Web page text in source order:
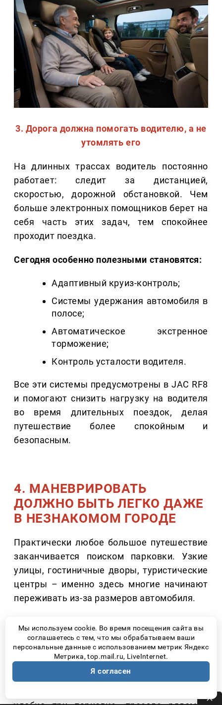
3. Дорога должна помогать водителю, а не
утомлять его
На длинных трассах водитель постоянно
работает: следит за дистанцией,
скоростью, дорожной обстановкой. Чем
больше электронных помощников берет на
себя часть этих задач, тем спокойнее
проходит поездка.
Сегодня особенно полезными становятся:
Адаптивный круиз-контроль;
Системы удержания автомобиля в
полосе;
Автоматическое экстренное
торможение;
Контроль усталости водителя.
Все эти системы предусмотрены в JAC RF8
и помогают снизить нагрузку на водителя
во время длительных поездок, делая
путешествие более спокойным и
безопасным.
4. МАНЕВРИРОВАТЬ
ДОЛЖНО БЫТЬ ЛЕГКО ДАЖЕ
В НЕЗНАКОМОМ ГОРОДЕ
Практически любое большое путешествие
заканчивается поиском парковки. Узкие
улицы, гостиничные дворы, туристические
центры – именно здесь многие начинают
переживать из-за размеров автомобиля.
значительно упрощают эту задачу.
Например, камеры с обзором 540 градусов
позволяют видеть не только пространство
Мы используем cookie. Во время посещения сайта вы
соглашаетесь с тем, что мы обрабатываем ваши
персональные данные с использованием метрик Яндекс
Метрика, top.mail.ru, LiveInternet.
Я согласен